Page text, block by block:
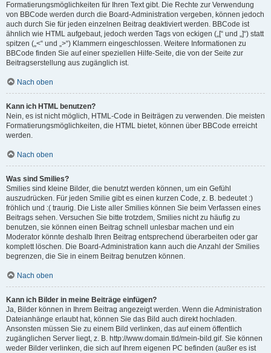
Formatierungsmöglichkeiten für Ihren Text gibt. Die Rechte zur Verwendung
von BBCode werden durch die Board-Administration vergeben, können jedoch
auch durch Sie für jeden einzelnen Beitrag deaktiviert werden. BBCode ist
ähnlich wie HTML aufgebaut, jedoch werden Tags von eckigen („[“ und „]“) statt
spitzen („<“ und „>“) Klammern eingeschlossen. Weitere Informationen zu
BBCode finden Sie auf einer speziellen Hilfe-Seite, die von der Seite zur
Beitragserstellung aus zugänglich ist.
Nach oben
Kann ich HTML benutzen?
Nein, es ist nicht möglich, HTML-Code in Beiträgen zu verwenden. Die meisten
Formatierungsmöglichkeiten, die HTML bietet, können über BBCode erreicht
werden.
Nach oben
Was sind Smilies?
Smilies sind kleine Bilder, die benutzt werden können, um ein Gefühl
auszudrücken. Für jeden Smilie gibt es einen kurzen Code, z. B. bedeutet :)
fröhlich und :( traurig. Die Liste aller Smilies können Sie beim Verfassen eines
Beitrags sehen. Versuchen Sie bitte trotzdem, Smilies nicht zu häufig zu
benutzen, sie können einen Beitrag schnell unlesbar machen und ein
Moderator könnte deshalb Ihren Beitrag entsprechend überarbeiten oder gar
komplett löschen. Die Board-Administration kann auch die Anzahl der Smilies
begrenzen, die Sie in einem Beitrag benutzen können.
Nach oben
Kann ich Bilder in meine Beiträge einfügen?
Ja, Bilder können in Ihrem Beitrag angezeigt werden. Wenn die Administration
Dateianhänge erlaubt hat, können Sie das Bild auch direkt hochladen.
Ansonsten müssen Sie zu einem Bild verlinken, das auf einem öffentlich
zugänglichen Server liegt, z. B. http://www.domain.tld/mein-bild.gif. Sie können
weder Bilder verlinken, die sich auf Ihrem eigenen PC befinden (außer es ist